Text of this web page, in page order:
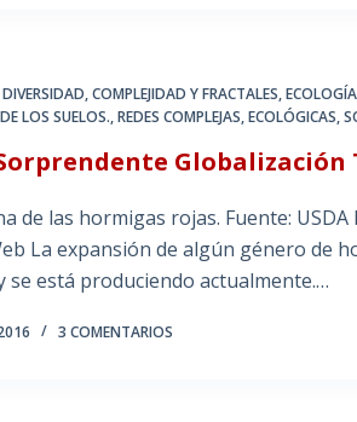
DIVERSIDAD, COMPLEJIDAD Y FRACTALES,
LOS SUELOS.,REDES COMPLEJAS, ECOLÓGICAS,
de las hormigas rojas. Fuente:
La expansión de algún género de
se está produciendo actualmente.…
3 COMENTARIOS